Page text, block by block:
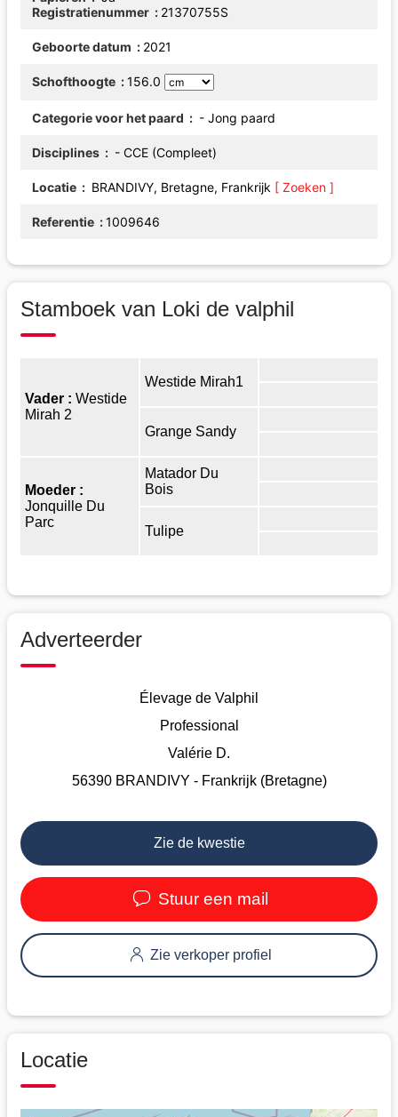
Registratienummer
21370755S
Geboorte datum 2021
Schofthoogte 156.0
Categorie voor het paard - Jong paard
Disciplines - CCE (Compleet)
Locatie BRANDIVY, Bretagne, Frankrijk [ Zoeken ]
Referentie 1009646
Stamboek van Loki de valphil
Vader : Westide
Mirah 2
Westide Mirah1
Grange Sandy
Moeder :
Jonquille Du
Parc
Matador Du
Bois
Tulipe
Adverteerder
Élevage de Valphil
Professional
Valérie D.
56390 BRANDIVY - Frankrijk (Bretagne)
Zie de kwestie
Stuur een mail
Zie verkoper profiel
Locatie